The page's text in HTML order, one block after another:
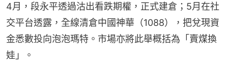
4月，段永平透過沽出看跌期權，正式建倉；5月在社
交平台透露，全線清倉中國神華（1088），把兌現資
金悉數投向泡泡瑪特。市場亦將此舉概括為「賣煤換
娃」。